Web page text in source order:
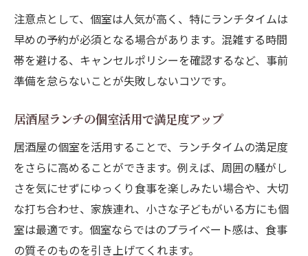
注意点として、個室は人気が高く、特にランチタイムは
早めの予約が必須となる場合があります。混雑する時間
帯を避ける、キャンセルポリシーを確認するなど、事前
準備を怠らないことが失敗しないコツです。
居酒屋ランチの個室活用で満足度アップ
居酒屋の個室を活用することで、ランチタイムの満足度
をさらに高めることができます。例えば、周囲の騒がし
さを気にせずにゆっくり食事を楽しみたい場合や、大切
な打ち合わせ、家族連れ、小さな子どもがいる方にも個
室は最適です。個室ならではのプライベート感は、食事
の質そのものを引き上げてくれます。